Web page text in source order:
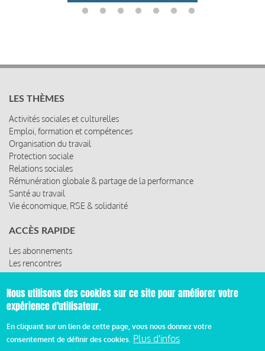
LES THÈMES
Activités sociales et culturelles
Emploi, formation et compétences
Organisation du travail
Protection sociale
Relations sociales
Rémunération globale & partage de la performance
Santé au travail
Vie économique, RSE & solidarité
ACCÈS RAPIDE
Les abonnements
Les rencontres
Les ressources
© 2019 Miroir Social - Réalisé parCafffeine
Nous utilisons des cookies sur ce site pour améliorer votre
expérience d'utilisateur.
En cliquant sur un lien de cette page, vous nous donnez votre
consentement de définir des cookies. Plus d'infos